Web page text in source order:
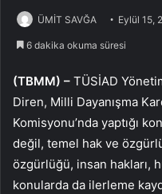
ÜMİT SAVĞA Eylül 15,
6 dakika okuma süresi
(TBMM) – TÜSİAD
Diren, Milli Dayanışma
Komisyonu’nda yaptığı
değil, temel hak ve
özgürlüğü, insan hakları,
konularda da ilerleme